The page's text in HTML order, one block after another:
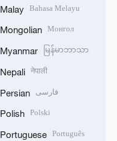
Malay Bahasa Melayu
Mongolian Монгол
Myanmar မြန်မာဘာသာ
Nepali नेपाली
Persian فارسی
Polish Polski
Portuguese Português